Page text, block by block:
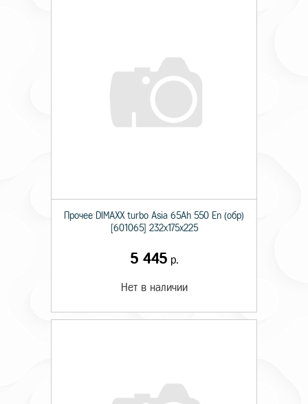
Прочее DIMAXX turbo Asia 65Ah 550 En (обр)
[601065] 232х175х225
5 445р.
Нет в наличии